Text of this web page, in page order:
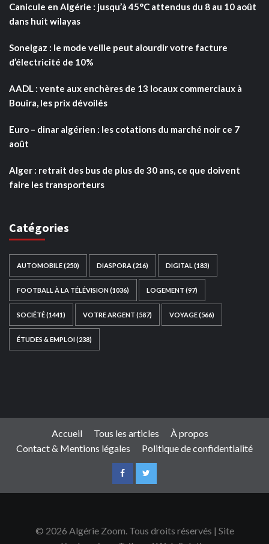
Canicule en Algérie : jusqu’à 45°C attendus du 8 au 10 août
dans huit wilayas
Sonelgaz : le mode veille peut alourdir votre facture
d’électricité de 10%
AADL : vente aux enchères de 13 locaux commerciaux à
Bouira, les prix dévoilés
Euro – dinar algérien : les cotations du marché noir ce 7
août
Alger : retrait des bus de plus de 30 ans, ce que doivent
faire les transporteurs
Catégories
AUTOMOBILE(250) DIASPORA (216) DIGITAL (183)
FOOTBALL À LA TÉLÉVISION(1036) LOGEMENT (97)
SOCIÉTÉ(1441) VOTRE ARGENT (587) VOYAGE(566)
ÉTUDES & EMPLOI(238)
Accueil Tous les articles
À propos
Contact & Mentions légales
Politique de confidentialité
© 2026 Algérie Zoom. Tous droits réservés | Site